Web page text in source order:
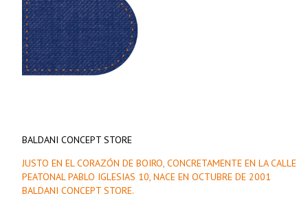
BALDANI CONCEPT STORE
JUSTO EN EL CORAZÓN DE BOIRO, CONCRETAMENTE EN LA CALLE
PEATONAL PABLO IGLESIAS 10, NACE EN OCTUBRE DE 2001
BALDANI CONCEPT STORE.